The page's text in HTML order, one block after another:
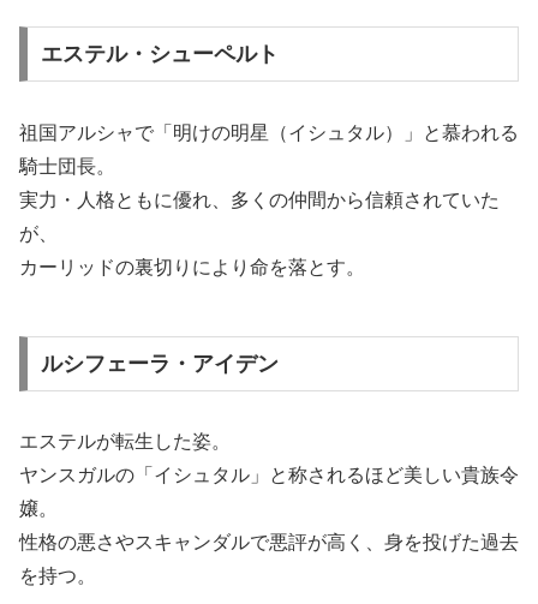
エステル・シューペルト
祖国アルシャで「明けの明星（イシュタル）」と慕われる
騎士団長。
実力・人格ともに優れ、多くの仲間から信頼されていた
が、
カーリッドの裏切りにより命を落とす。
ルシフェーラ・アイデン
エステルが転生した姿。
ヤンスガルの「イシュタル」と称されるほど美しい貴族令
嬢。
性格の悪さやスキャンダルで悪評が高く、身を投げた過去
を持つ。